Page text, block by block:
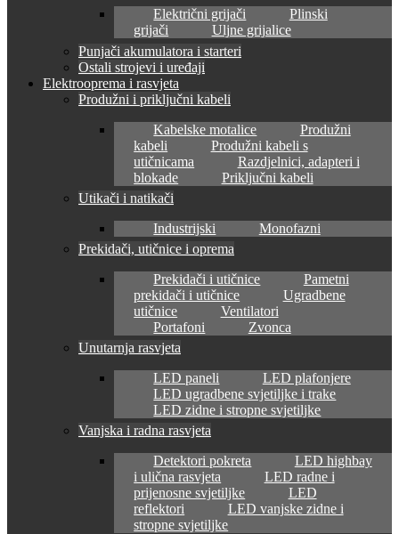
Električni grijači
Plinski
grijači
Uljne grijalice
Punjači akumulatora i starteri
Ostali strojevi i uređaji
Elektrooprema i rasvjeta
Produžni i priključni kabeli
Kabelske motalice
Produžni
kabeli
Produžni kabeli s
utičnicama
Razdjelnici, adapteri i
blokade
Priključni kabeli
Utikači i natikači
Industrijski
Monofazni
Prekidači, utičnice i oprema
Prekidači i utičnice
Pametni
prekidači i utičnice
Ugradbene
utičnice
Ventilatori
Portafoni
Zvonca
Unutarnja rasvjeta
LED paneli
LED plafonjere
LED ugradbene svjetiljke i trake
LED zidne i stropne svjetiljke
Vanjska i radna rasvjeta
Detektori pokreta
LED highbay
i ulična rasvjeta
LED radne i
prijenosne svjetiljke
LED
reflektori
LED vanjske zidne i
stropne svjetiljke